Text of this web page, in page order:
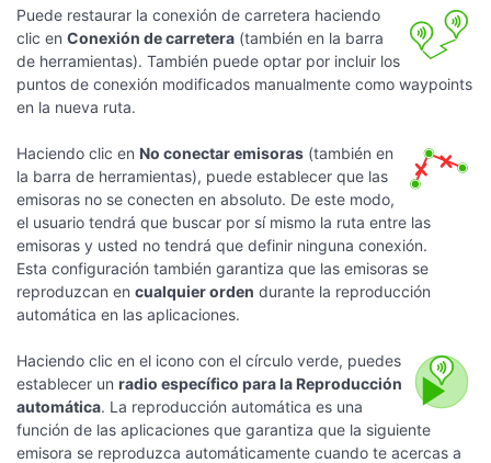
Puede restaurar la conexión de carretera haciendo
clic en Conexión de carretera (también en la barra
de herramientas). También puede optar por incluir los
puntos de conexión modificados manualmente como waypoints
en la nueva ruta.
Haciendo clic en No conectar emisoras (también en
la barra de herramientas), puede establecer que las
emisoras no se conecten en absoluto. De este modo,
el usuario tendrá que buscar por sí mismo la ruta entre las
emisoras y usted no tendrá que definir ninguna conexión.
Esta configuración también garantiza que las emisoras se
reproduzcan en cualquier orden durante la reproducción
automática en las aplicaciones.
Haciendo clic en el icono con el círculo verde, puedes
establecer un radio específico para la Reproducción
automática. La reproducción automática es una
función de las aplicaciones que garantiza que la siguiente
emisora se reproduzca automáticamente cuando te acercas a